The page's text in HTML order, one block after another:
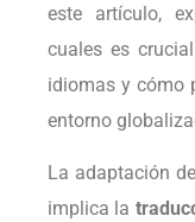
este artículo,
cuales es
idiomas y cómo
entorno
La adaptación
implica la